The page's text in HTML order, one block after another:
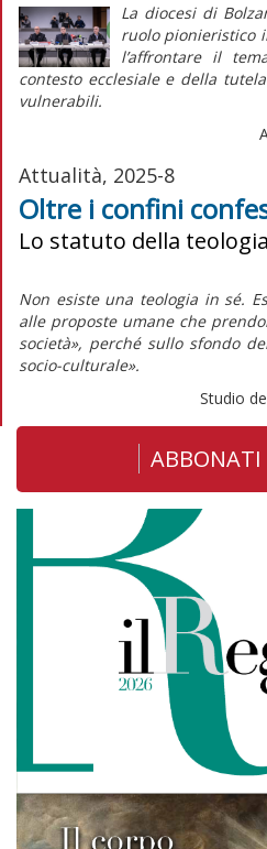
La diocesi di
ruolo pionieristico
l’affrontare il
contesto ecclesiale e della
vulnerabili.
Attualità, 2025-8
Oltre i confini
Lo statuto della
Non esiste una teologia in sé.
alle proposte umane che
società», perché sullo sfondo
socio-culturale».
Studio